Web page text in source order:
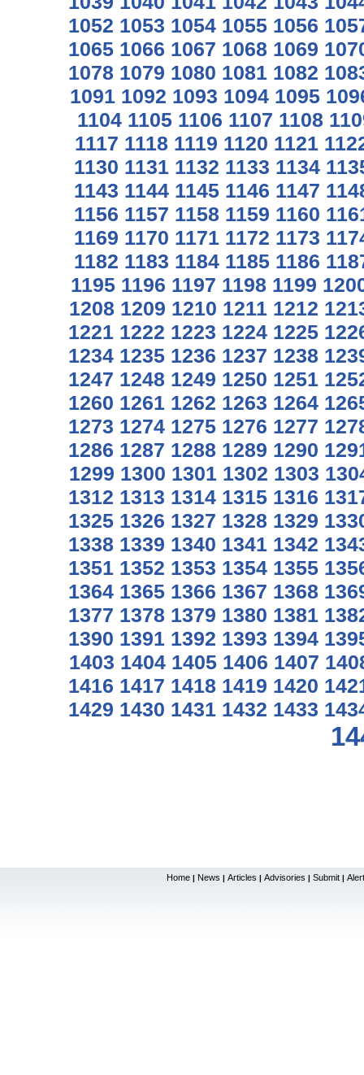
1052 1053 1054 1055 1056
1065 1066 1067 1068 1069
1078 1079 1080 1081 1082
1091 1092 1093 1094 1095
1104 1105 1106 1107 1108
1117 1118 1119 1120 1121
1130 1131 1132 1133 1134
1143 1144 1145 1146 1147
1156 1157 1158 1159 1160
1169 1170 1171 1172 1173
1182 1183 1184 1185 1186
1195 1196 1197 1198 1199
1208 1209 1210 1211 1212
1221 1222 1223 1224 1225
1234 1235 1236 1237 1238
1247 1248 1249 1250 1251
1260 1261 1262 1263 1264
1273 1274 1275 1276 1277
1286 1287 1288 1289 1290
1299 1300 1301 1302 1303
1312 1313 1314 1315 1316
1325 1326 1327 1328 1329
1338 1339 1340 1341 1342
1351 1352 1353 1354 1355
1364 1365 1366 1367 1368
1377 1378 1379 1380 1381
1390 1391 1392 1393 1394
1403 1404 1405 1406 1407
1416 1417 1418 1419 1420
1429 1430 1431 1432 1433
Home | News | Articles | Advisories | Submit |